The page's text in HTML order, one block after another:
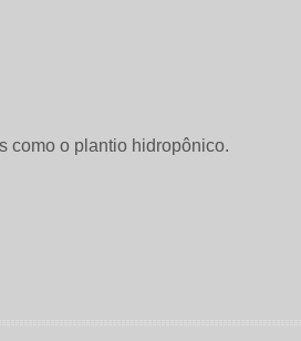
como o plantio hidropônico.